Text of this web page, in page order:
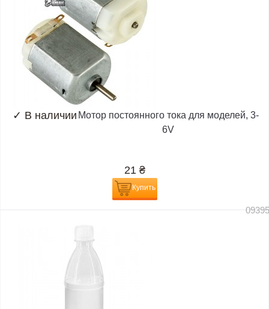
✓ В наличии Мотор постоянного тока для моделей, 3-
6V
21 ₴
Купить